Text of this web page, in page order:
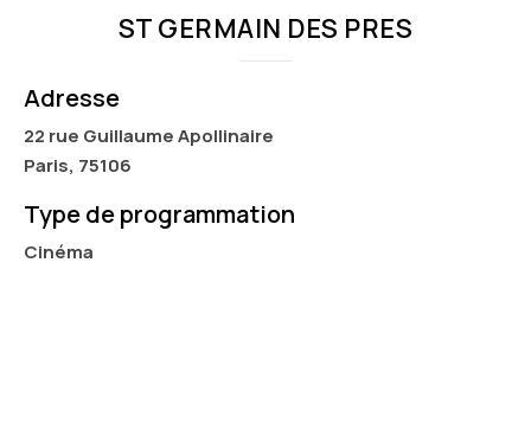
ST GERMAIN DES PRES
Adresse
22 rue Guillaume Apollinaire
Paris, 75106
Type de programmation
Cinéma